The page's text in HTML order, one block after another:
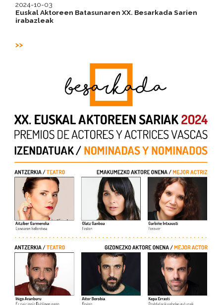
2024-10-03
Euskal Aktoreen Batasunaren XX. Besarkada Sarien
irabazleak